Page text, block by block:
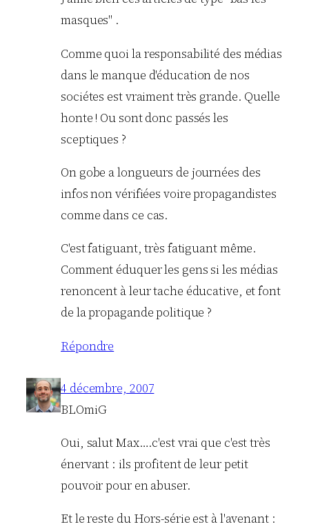
masques" .
Comme quoi la responsabilité des médias
dans le manque d'éducation de nos
sociétes est vraiment très grande. Quelle
honte ! Ou sont donc passés les
sceptiques ?
On gobe a longueurs de journées des
infos non vérifiées voire propagandistes
comme dans ce cas.
C'est fatiguant, très fatiguant même.
Comment éduquer les gens si les médias
renoncent à leur tache éducative, et font
de la propagande politique ?
Répondre
4 décembre, 2007
BLOmiG
Oui, salut Max….c'est vrai que c'est très
énervant : ils profitent de leur petit
pouvoir pour en abuser.
Et le reste du Hors-série est à l'avenant :